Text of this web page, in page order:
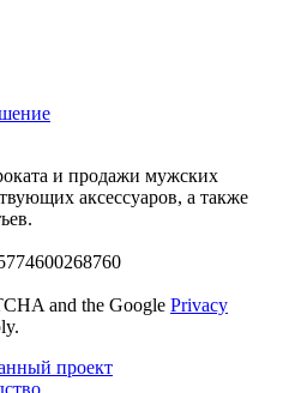
и продажи мужских
аксессуаров, а также
and the Google Privacy
проект